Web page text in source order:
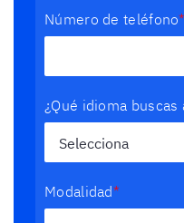
¿Qué idioma buscas